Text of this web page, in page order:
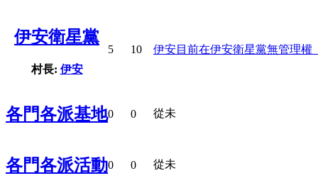
伊安衛星黨
村長: 伊安
5 10 伊安目前在伊安衛星黨無管理權
各門各派基地0 0 從未
各門各派活動0 0 從未